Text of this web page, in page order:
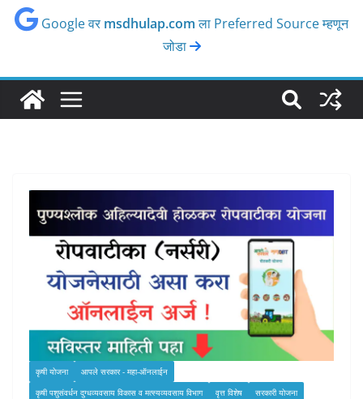
Google वर msdhulap.comला Preferred Source म्हणून
जोडा
कृषी योजना
आपले सरकार - महा-ऑनलाईन
कृषी पशुसंवर्धन दुग्‍धव्‍यवसाय विकास व मत्‍स्‍यव्‍यवसाय विभाग
वृत्त विशेष सरकारी योजना